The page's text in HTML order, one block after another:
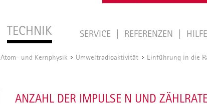
TECHNIK SERVICE REFERENZEN HILFE
Atom- und Kernphysik / Umweltradioaktivität / Einführung in die
ANZAHL DER IMPULSE N UND